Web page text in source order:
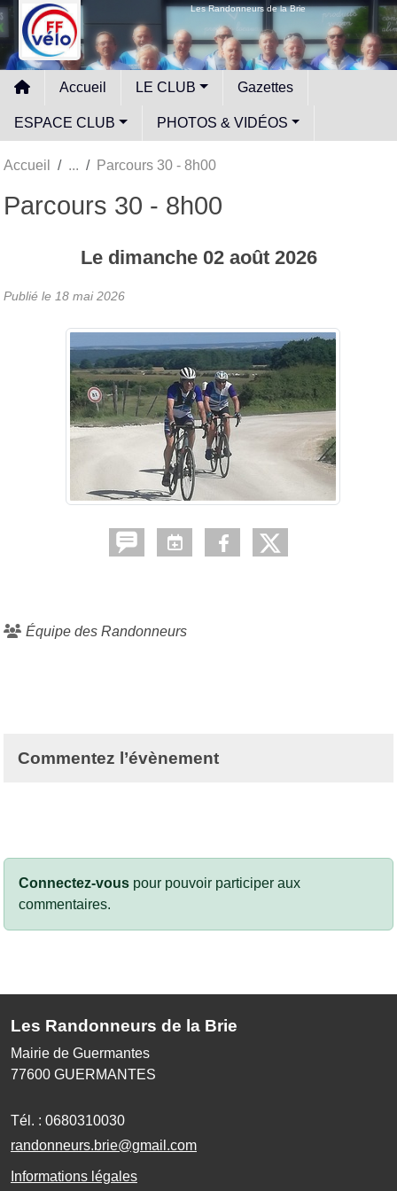
Les Randonneurs de la Brie
Accueil LE CLUB Gazettes
ESPACE CLUB PHOTOS & VIDÉOS
Accueil Parcours 30 - 8h00
Parcours 30 - 8h00
Le dimanche 02 août 2026
Publié le 18 mai 2026
Équipe des Randonneurs
Commentez l’évènement
Connectez-vous pour pouvoir participer aux
commentaires.
Les Randonneurs de la Brie
Mairie de Guermantes
77600 GUERMANTES
Tél. : 0680310030
randonneurs.brie@gmail.com
Informations légales
Panneau de gestion des cookies